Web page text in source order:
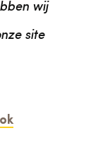
wij
site